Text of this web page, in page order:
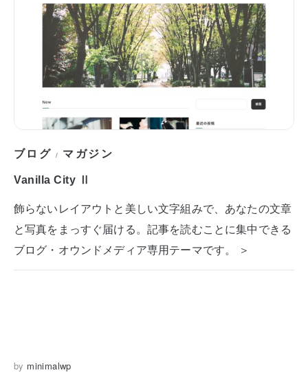
ブログ / マガジン
Vanilla City Ⅱ
飾らないレイアウトと美しい文字組みで、あなたの文章
と写真をまっすぐ届ける。記事を読むことに集中できる
ブログ・オウンドメディア専用テーマです。 ＞
by minimalwp